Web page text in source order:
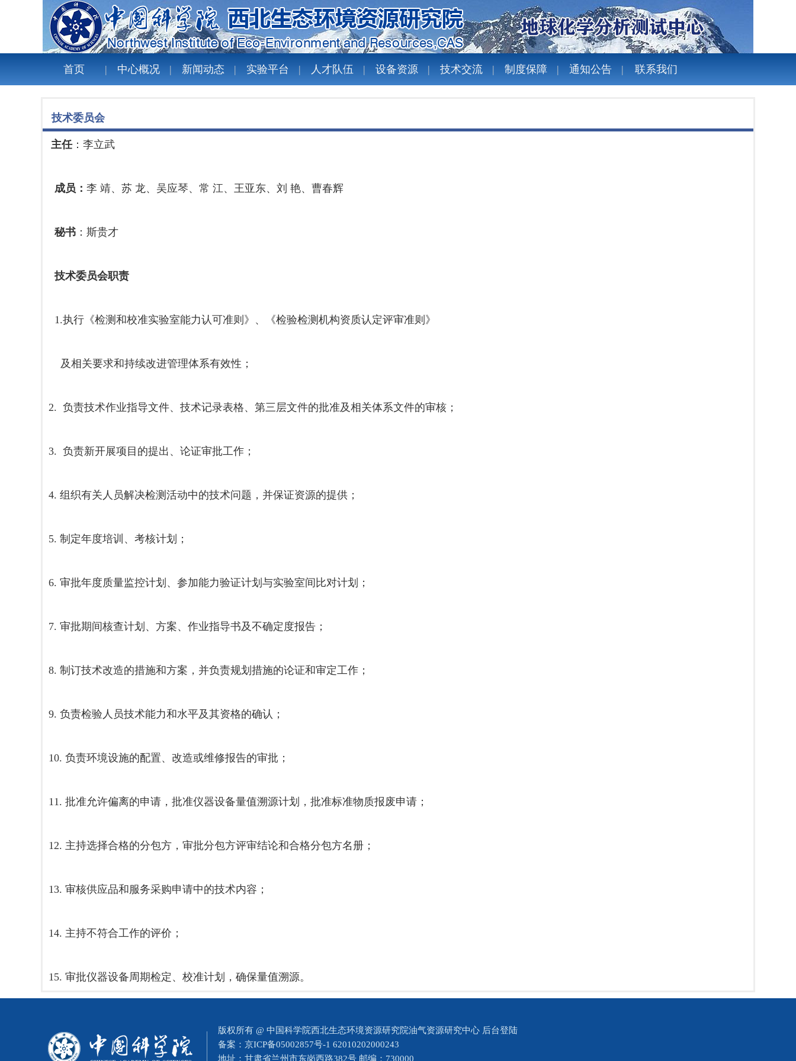
首页 中心概况 新闻动态 实验平台 人才队伍 设备资源 技术交流 制度保障 通知公告 联系我们
技术委员会
主任： 李立武
成员 ： 李 靖、苏 龙、吴应琴、常 江、 王亚东、 刘 艳、 曹春辉
秘书 ： 斯贵才
技术委员会职责
1.执行《检测和校准实验室能力认可准则》、《检验检测机构资质认定评审准则》
及相关要求和持续改进管理体系有效性；
2. 负责技术作业指导文件、技术记录表格、第三层文件的批准及相关体系文件的审核；
3. 负责新开展项目的提出、论证审批工作；
4. 组织有关人员解决检测活动中的技术问题，并保证资源的提供；
5. 制定年度培训、考核计划；
6. 审批年度质量监控计划、参加能力验证计划与实验室间比对计划；
7. 审批期间核查计划、方案、作业指导书及不确定度报告；
8. 制订技术改造的措施和方案，并负责规划措施的论证和审定工作；
9. 负责检验人员技术能力和水平及其资格的确认；
10. 负责环境设施的配置、改造或维修报告的审批；
11. 批准允许偏离的申请，批准仪器设备量值溯源计划，批准标准物质报废申请；
12. 主持选择合格的分包方，审批分包方评审结论和合格分包方名册；
13. 审核供应品和服务采购申请中的技术内容；
14. 主持不符合工作的评价；
15. 审批仪器设备周期检定、校准计划，确保量值溯源。
版权所有 @ 中国科学院西北生态环境资源研究院油气资源研究中心 后台登陆
备案： 京ICP备05002857号-1 62010202000243
地址：甘肃省兰州市东岗西路382号 邮编：730000